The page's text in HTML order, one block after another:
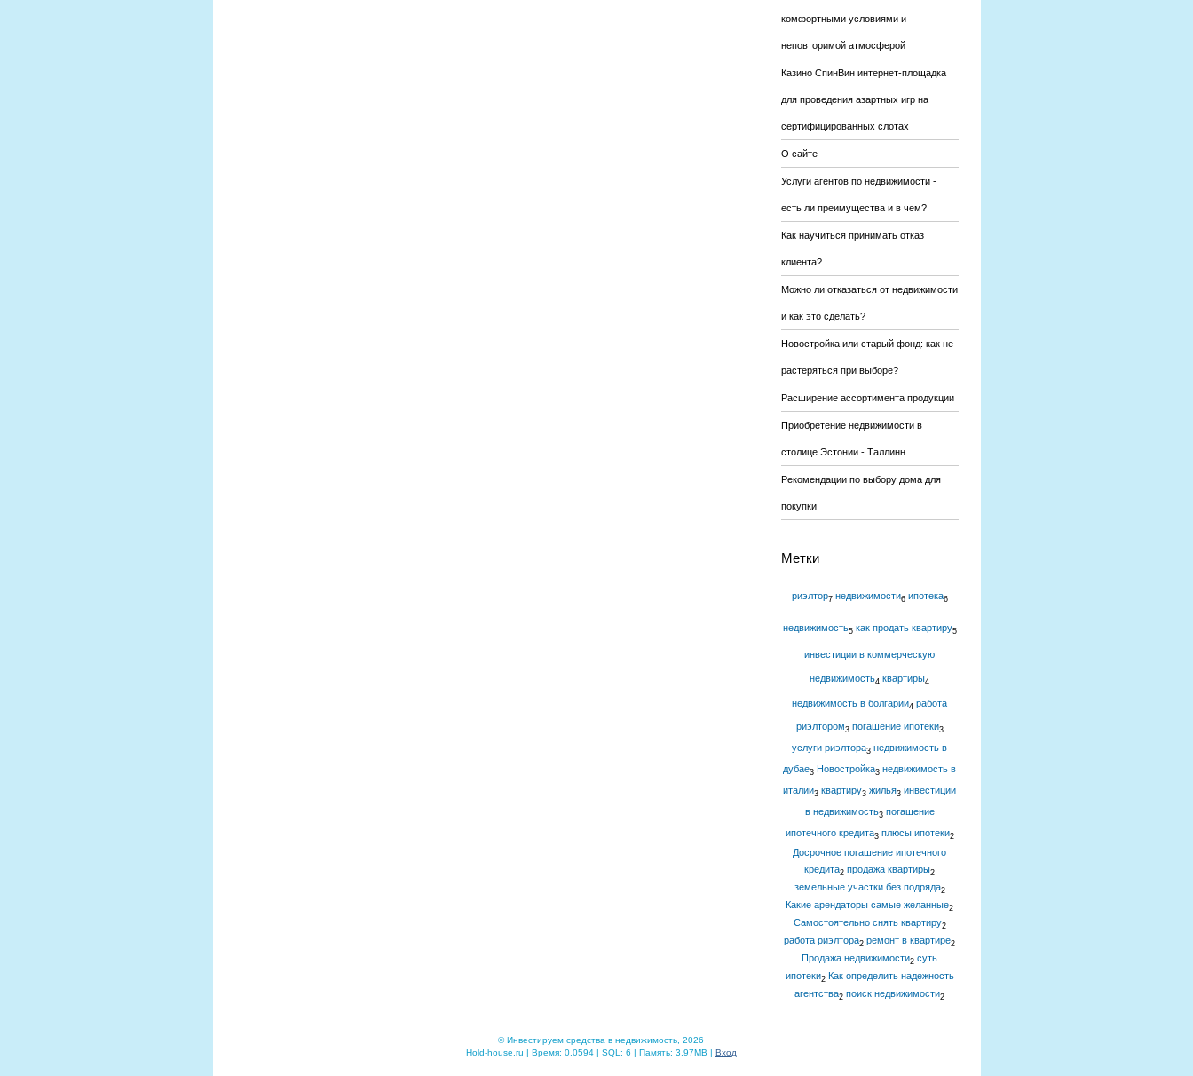
комфортными условиями и
неповторимой атмосферой
Казино СпинВин интернет-площадка
для проведения азартных игр на
сертифицированных слотах
О сайте
Услуги агентов по недвижимости -
есть ли преимущества и в чем?
Как научиться принимать отказ
клиента?
Можно ли отказаться от недвижимости
и как это сделать?
Новостройка или старый фонд: как не
растеряться при выборе?
Расширение ассортимента продукции
Приобретение недвижимости в
столице Эстонии - Таллинн
Рекомендации по выбору дома для
покупки
Метки
риэлтор7 недвижимости6 ипотека6
недвижимость5 как продать квартиру5
инвестиции в коммерческую
недвижимость4 квартиры4
недвижимость в болгарии4 работа
риэлтором3 погашение ипотеки3
услуги риэлтора3 недвижимость в
дубае3 Новостройка3 недвижимость в
италии3 квартиру3 жилья3 инвестиции
в недвижимость3 погашение
ипотечного кредита3 плюсы ипотеки2
Досрочное погашение ипотечного
кредита2 продажа квартиры2
земельные участки без подряда2
Какие арендаторы самые желанные2
Самостоятельно снять квартиру2
работа риэлтора2 ремонт в квартире2
Продажа недвижимости2 суть
ипотеки2 Как определить надежность
агентства2 поиск недвижимости2
© Инвестируем средства в недвижимость, 2026
Hold-house.ru | Время: 0.0594 | SQL: 6 | Память: 3.97MB | Вход